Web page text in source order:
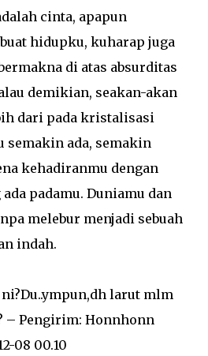
cinta, apapun
hidupku, kuharap juga
di atas absurditas
demikian, seakan-akan
dari pada kristalisasi
semakin ada, semakin
kehadiranmu dengan
padamu. Duniamu dan
melebur menjadi sebuah
indah.
larut mlm
– Pengirim: Honnhonn
08 00.10